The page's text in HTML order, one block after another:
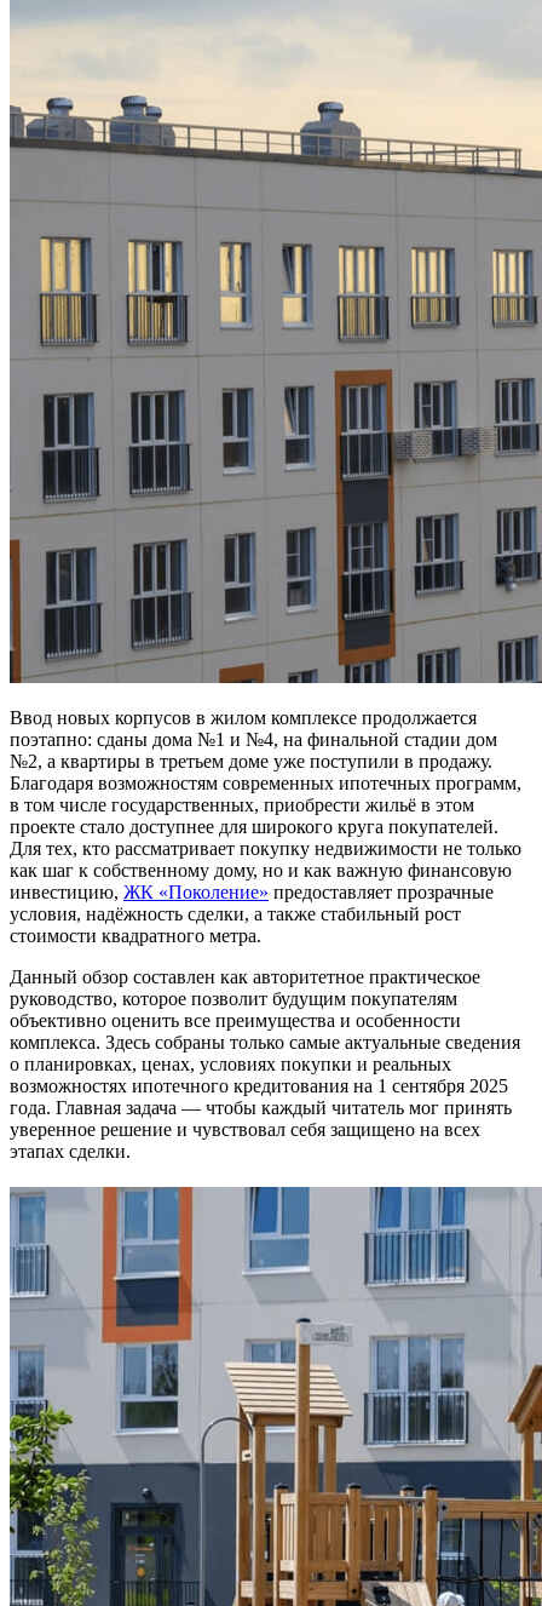
Ввод новых корпусов в жилом комплексе продолжается
поэтапно: сданы дома №1 и №4, на финальной стадии дом
№2, а квартиры в третьем доме уже поступили в продажу.
Благодаря возможностям современных ипотечных программ,
в том числе государственных, приобрести жильё в этом
проекте стало доступнее для широкого круга покупателей.
Для тех, кто рассматривает покупку недвижимости не только
как шаг к собственному дому, но и как важную финансовую
инвестицию, ЖК «Поколение» предоставляет прозрачные
условия, надёжность сделки, а также стабильный рост
стоимости квадратного метра.
Данный обзор составлен как авторитетное практическое
руководство, которое позволит будущим покупателям
объективно оценить все преимущества и особенности
комплекса. Здесь собраны только самые актуальные сведения
о планировках, ценах, условиях покупки и реальных
возможностях ипотечного кредитования на 1 сентября 2025
года. Главная задача — чтобы каждый читатель мог принять
уверенное решение и чувствовал себя защищено на всех
этапах сделки.